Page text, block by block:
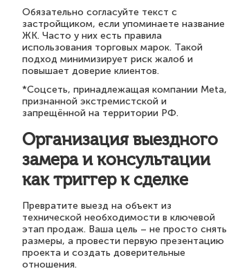
Обязательно согласуйте текст с
застройщиком, если упоминаете название
ЖК. Часто у них есть правила
использования торговых марок. Такой
подход минимизирует риск жалоб и
повышает доверие клиентов.
*Соцсеть, принадлежащая компании Meta,
признанной экстремистской и
запрещённой на территории РФ.
Организация выездного
замера и консультации
как триггер к сделке
Превратите выезд на объект из
технической необходимости в ключевой
этап продаж. Ваша цель – не просто снять
размеры, а провести первую презентацию
проекта и создать доверительные
отношения.